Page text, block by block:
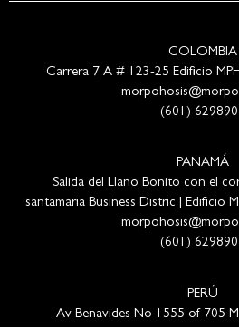
COLOMBIA
Carrera 7 A # 123-25 Edificio
(601)
PANAMÁ
Salida del Llano Bonito con el
santamaria Business Distric | Edificio
(601)
PERÚ
Av Benavides No 1555 of 705